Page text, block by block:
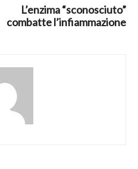
L’enzima “sconosciuto”
combatte l’infiammazione